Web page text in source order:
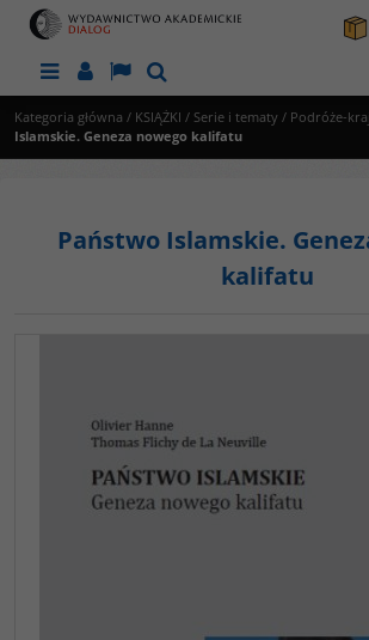
MenuPanelLangSzukaj
Kategoria główna / KSIĄŻKI / Serie i tematy / Podróże-
Islamskie. Geneza nowego kalifatu
Państwo Islamskie.
kalifatu